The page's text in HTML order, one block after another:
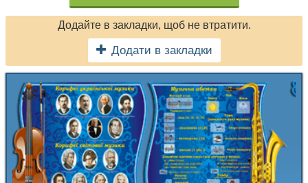
Додайте в закладки, щоб не втратити.
Додати в закладки